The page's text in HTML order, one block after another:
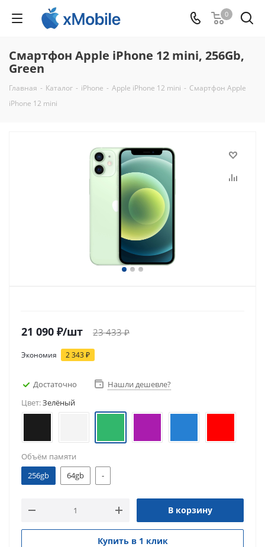
0
Смартфон Apple iPhone 12 mini, 256Gb,
Green
Главная - Каталог - iPhone - Apple iPhone 12 mini - Смартфон Apple
iPhone 12 mini
21 090 ₽/шт 23 433₽
Экономия 2 343₽
Достаточно
Нашли дешевле?
Цвет:Зелёный
Объём памяти
256gb
64gb -
В корзину
Купить в 1 клик